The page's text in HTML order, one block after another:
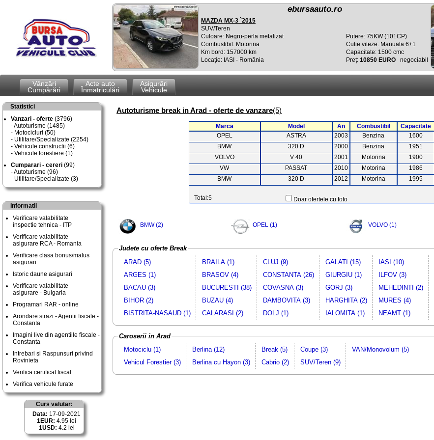
ebursaauto.ro
MAZDA MX-3 `2015
SUV/Teren
Culoare: Negru-perla metalizat
Combustibil: Motorina
Km bord: 157000 km
Locaţie: IASI - România
Putere: 75KW (101CP)
Cutie viteze: Manuala 6+1
Capacitate: 1500 cmc
Preţ: 10850 EURO negociabil
Vânzări
Cumpărări
Acte auto
Înmatriculări
Asigurări
Vehicule
Statistici
Vanzari - oferte (3796)
Autoturisme (1485)
Motocicluri (50)
Utilitare/Specializate (2254)
Vehicule constructii (6)
Vehicule forestiere (1)
Cumparari - cereri (99)
Autoturisme (96)
Utilitare/Specializate (3)
Informatii
Verificare valabilitate
inspectie tehnica - ITP
Verificare valabilitate
asigurare RCA - Romania
Verificare clasa bonus/malus
asigurari
Istoric daune asigurari
Verificare valabilitate
asigurare - Bulgaria
Programari RAR - online
Arondare strazi - Agentii fiscale -
Constanta
Imagini live din agentiile fiscale -
Constanta
Intrebari si Raspunsuri privind
Rovinieta
Verifica certificat fiscal
Verifica vehicule furate
Curs valutar:
Data: 17-09-2021
1EUR: 4.95 lei
1USD: 4.2 lei
Autoturisme break in Arad - oferte de vanzare(5)
Marca Model An Combustibil Capacitate
OPEL
ASTRA 2003 Benzina 1600
BMW
320 D 2000 Benzina 1951
VOLVO
V 40 2001 Motorina 1900
VW
PASSAT 2010 Motorina 1986
BMW
320 D 2012 Motorina 1995
Total:5 Doar ofertele cu foto
BMW (2) OPEL (1) VOLVO (1)
Judete cu oferte Break
ARAD (5)
ARGES (1)
BACAU (3)
BIHOR (2)
BISTRITA-NASAUD (1)
BRAILA (1)
BRASOV (4)
BUCURESTI (38)
BUZAU (4)
CALARASI (2)
CLUJ (9)
CONSTANTA (26)
COVASNA (3)
DAMBOVITA (3)
DOLJ (1)
GALATI (15)
GIURGIU (1)
GORJ (3)
HARGHITA (2)
IALOMITA (1)
IASI (10)
ILFOV (3)
MEHEDINTI (2)
MURES (4)
NEAMT (1)
Caroserii in Arad
Motociclu (1)
Vehicul Forestier (3)
Berlina (12)
Berlina cu Hayon (3)
Break (5)
Cabrio (2)
Coupe (3)
SUV/Teren (9)
VAN/Monovolum (5)